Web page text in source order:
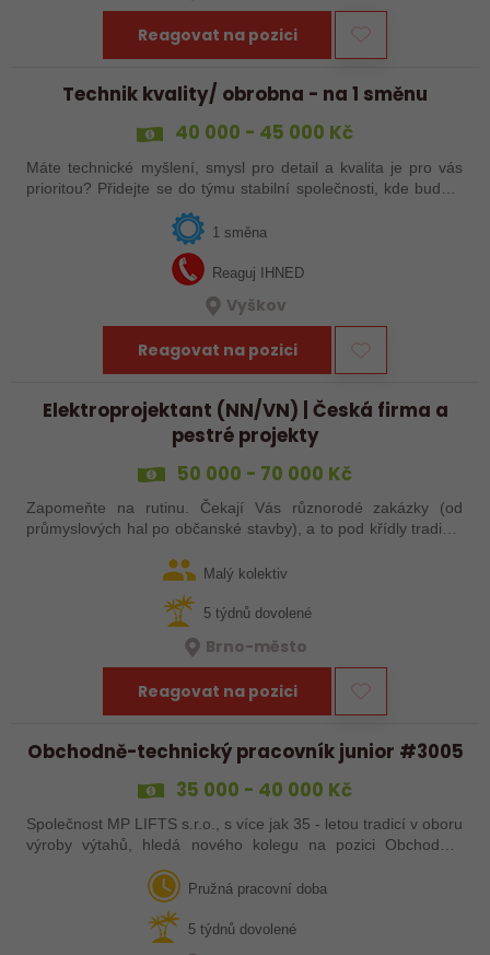
Reagovat na pozici
Technik kvality/ obrobna - na 1 směnu
40 000 - 45 000 Kč
Máte technické myšlení, smysl pro detail a kvalita je pro vás
prioritou? Přidejte se do týmu stabilní společnosti, kde budete
mít možnost podílet se na zajištění kvality výroby a
1 směna
Reaguj IHNED
Vyškov
Reagovat na pozici
Elektroprojektant (NN/VN) | Česká firma a
pestré projekty
50 000 - 70 000 Kč
Zapomeňte na rutinu. Čekají Vás různorodé zakázky (od
průmyslových hal po občanské stavby), a to pod křídly tradiční
výhoda? Skvělý tým.…
Malý kolektiv
5 týdnů dovolené
Brno-město
Reagovat na pozici
Obchodně-technický pracovník junior #3005
35 000 - 40 000 Kč
Společnost MP LIFTS s.r.o., s více jak 35 - letou tradicí v oboru
výroby výtahů, hledá nového kolegu na pozici Obchodně-
Pružná pracovní doba
5 týdnů dovolené